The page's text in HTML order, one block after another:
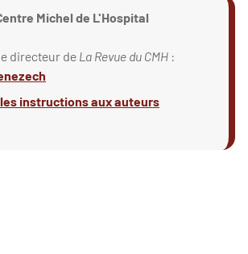
Michel de L'Hospital
directeur de La Revue du CMH :
instructions aux auteurs